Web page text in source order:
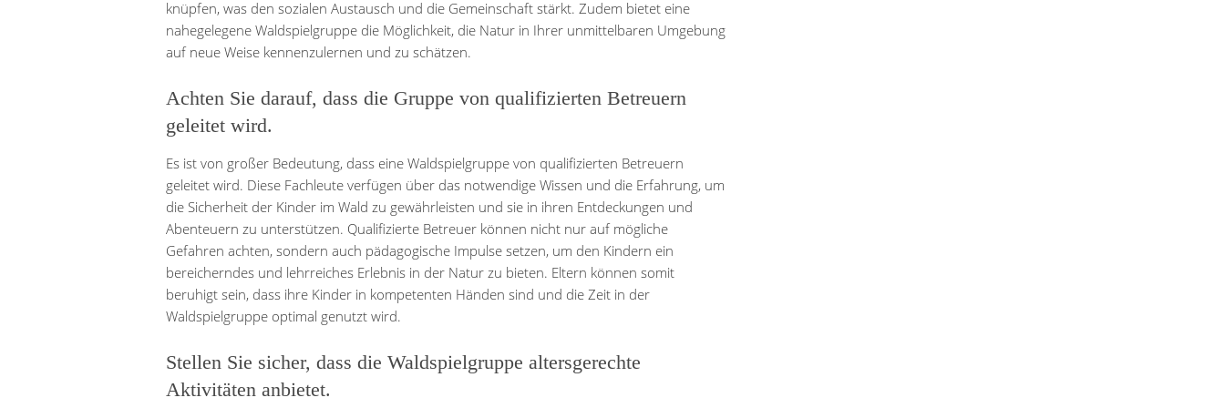
knüpfen, was den sozialen Austausch und die Gemeinschaft stärkt. Zudem bietet eine
nahegelegene Waldspielgruppe die Möglichkeit, die Natur in Ihrer unmittelbaren Umgebung
auf neue Weise kennenzulernen und zu schätzen.
Achten Sie darauf, dass die Gruppe von qualifizierten Betreuern
geleitet wird.
Es ist von großer Bedeutung, dass eine Waldspielgruppe von qualifizierten Betreuern
geleitet wird. Diese Fachleute verfügen über das notwendige Wissen und die Erfahrung, um
die Sicherheit der Kinder im Wald zu gewährleisten und sie in ihren Entdeckungen und
Abenteuern zu unterstützen. Qualifizierte Betreuer können nicht nur auf mögliche
Gefahren achten, sondern auch pädagogische Impulse setzen, um den Kindern ein
bereicherndes und lehrreiches Erlebnis in der Natur zu bieten. Eltern können somit
beruhigt sein, dass ihre Kinder in kompetenten Händen sind und die Zeit in der
Waldspielgruppe optimal genutzt wird.
Stellen Sie sicher, dass die Waldspielgruppe altersgerechte
Aktivitäten anbietet.